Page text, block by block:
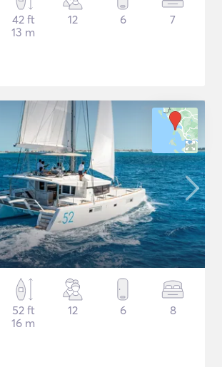
42 ft
13 m
12 6 7
52 ft
16 m
12 6 8